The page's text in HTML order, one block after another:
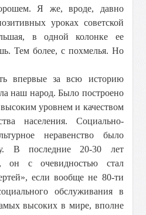
Я же, вроде, давно
уроках советской
в одной колонке ее
Тем более, с похмелья. Но
впервые за всю историю
наш народ. Было построено
уровнем и качеством
населения. Социально-
неравенство было
В последние 20-30 лет
он с очевидностью стал
если вообще не 80-ти
обслуживания в
высоких в мире, вполне